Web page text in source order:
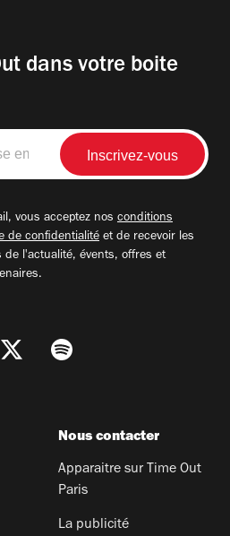
dans votre boite
vous acceptez nos conditions
de confidentialité et de recevoir les
de l'actualité, évents, offres et
Nous contacter
Apparaitre sur Time Out
Paris
La publicité